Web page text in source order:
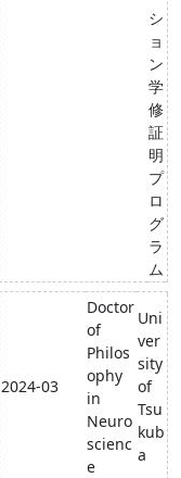
シ
ョ
ン
学
修
証
明
プ
ロ
グ
ラ
ム
2024-03
Doctor
of
Philos
ophy
in
Neuro
scienc
e
Uni
ver
sity
of
Tsu
kub
a